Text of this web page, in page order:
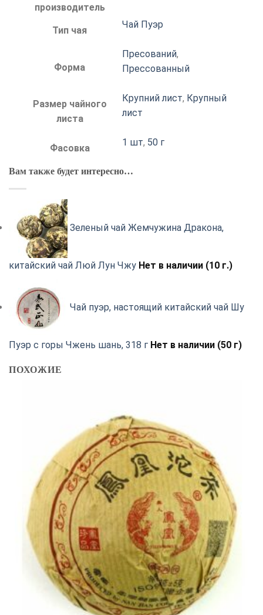
производитель
Тип чая
Чай Пуэр
Форма
Пресований,
Прессованный
Размер чайного
листа
Крупний лист, Крупный
лист
Фасовка
1 шт, 50 г
Вам также будет интересно…
Зеленый чай Жемчужина Дракона,
китайский чай Люй Лун Чжу Нет в наличии (10 г.)
Чай пуэр, настоящий китайский чай Шу
Пуэр с горы Чжень шань, 318 г Нет в наличии (50 г)
ПОХОЖИЕ